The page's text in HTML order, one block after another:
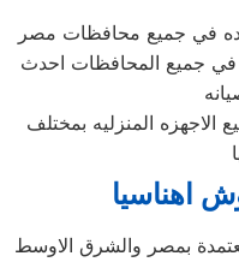
في جميع محافظات مصر
في جميع المحافظات احدث
الاجهزه المنزليه بمختلف
اهناسيا
بمصر والشرق الاوسط